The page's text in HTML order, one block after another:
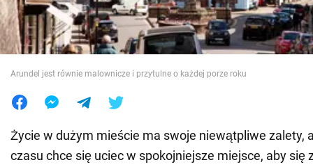
Świat
Jedzenie
Arundel jest równie malownicze i przytulne o każdej porze roku
Życie w dużym mieście ma swoje niewątpliwe zalety,
czasu chce się uciec w spokojniejsze miejsce, aby się